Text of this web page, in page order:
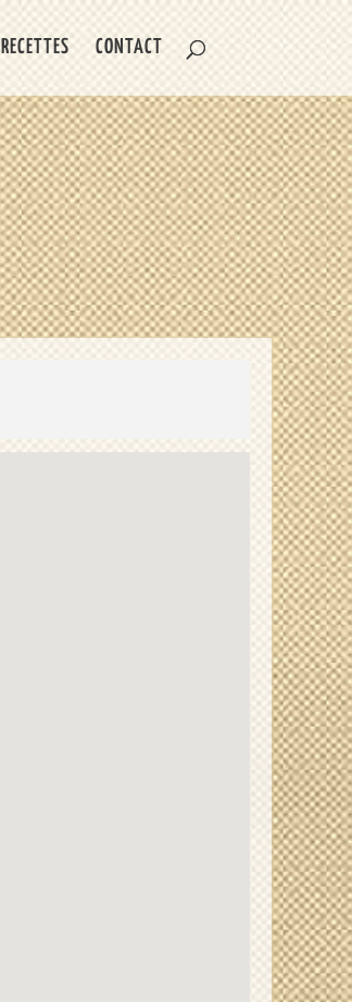
RECETTES CONTACT